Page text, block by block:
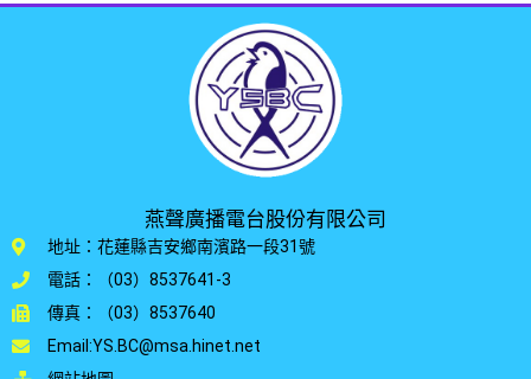
燕聲廣播電台股份有限公司
地址：花蓮縣吉安鄉南濱路一段31號
電話：（03）8537641-3
傳真：（03）8537640
Email:YS.BC@msa.hinet.net